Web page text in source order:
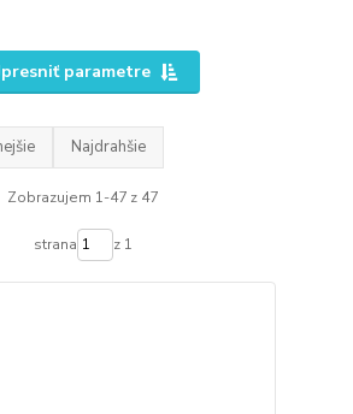
parametre
Najdrahšie
Zobrazujem 1-47 z 47
strana z 1